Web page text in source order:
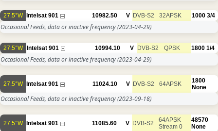
27.5°W Intelsat 901 10982.50 V DVB-S2 32APSK 1000 3/4
Occasional Feeds, data or inactive frequency(2023-04-29)
27.5°W Intelsat 901 10994.10 V DVB-S2 QPSK 1800 1/4
Occasional Feeds, data or inactive frequency(2023-04-29)
27.5°W Intelsat 901 11024.10 V DVB-S2 64APSK
1800
None
Occasional Feeds, data or inactive frequency(2023-09-18)
27.5°W Intelsat 901 11085.60 V DVB-S2
64APSK
Stream 0
48570
None